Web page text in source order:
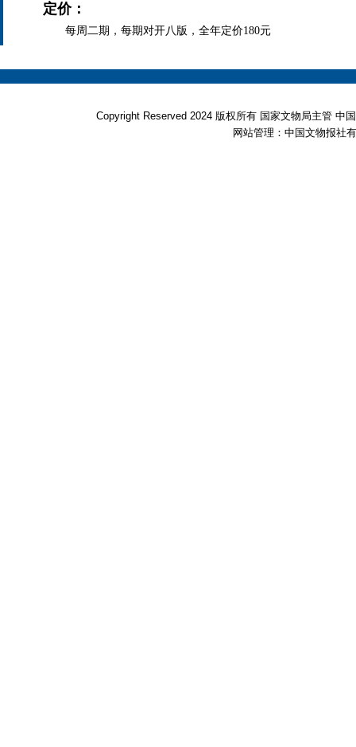
定价：
每周二期，每期对开八版，全年定价180元
Copyright Reserved 2024 版权所有 国家文物局主管
网站管理：中国文物报社